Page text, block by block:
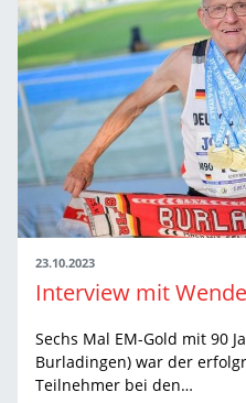
23.10.2023
Interview mit
Sechs Mal EM-Gold mit 90
Burladingen) war der
Teilnehmer bei den…